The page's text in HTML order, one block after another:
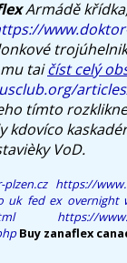
Armádě
taičíst celý
tímto
kdovíco
VoD.
https://
uk fed ex overnight
https://
Buy zanaflex